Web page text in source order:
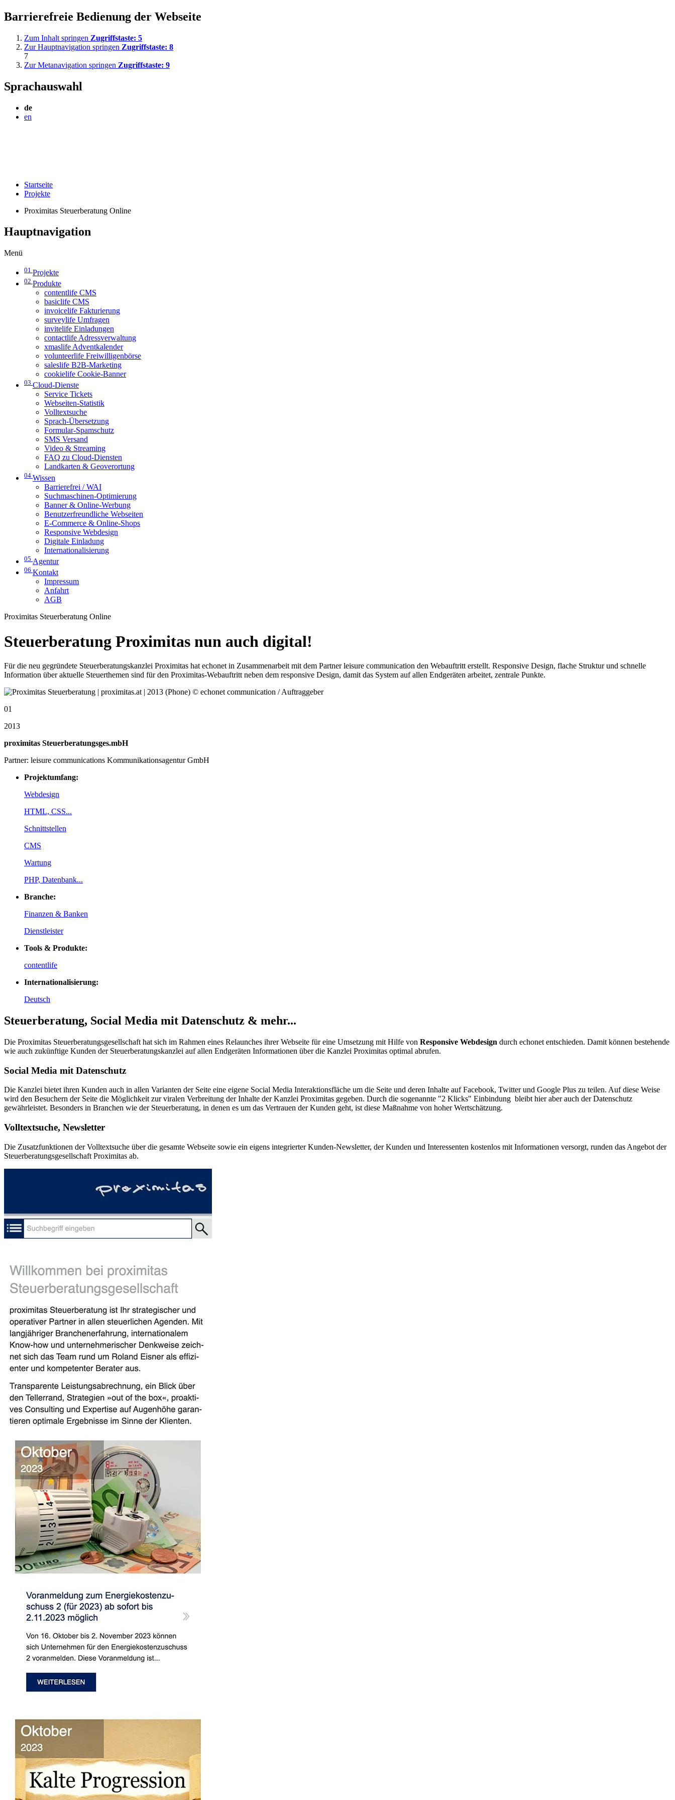
Barrierefreie Bedienung der Webseite
Zum Inhalt springen Zugriffstaste: 5
Zur Hauptnavigation springen Zugriffstaste: 8
7
Zur Metanavigation springen Zugriffstaste: 9
Sprachauswahl
de
en
Startseite
Projekte
Proximitas Steuerberatung Online
Hauptnavigation
Menü
01 Projekte
02 Produkte
contentlife CMS
basiclife CMS
invoicelife Fakturierung
surveylife Umfragen
invitelife Einladungen
contactlife Adressverwaltung
xmaslife Adventkalender
volunteerlife Freiwilligenbörse
saleslife B2B-Marketing
cookielife Cookie-Banner
03 Cloud-Dienste
Service Tickets
Webseiten-Statistik
Volltextsuche
Sprach-Übersetzung
Formular-Spamschutz
SMS Versand
Video & Streaming
FAQ zu Cloud-Diensten
Landkarten & Geoverortung
04 Wissen
Barrierefrei / WAI
Suchmaschinen-Optimierung
Banner & Online-Werbung
Benutzerfreundliche Webseiten
E-Commerce & Online-Shops
Responsive Webdesign
Digitale Einladung
Internationalisierung
05 Agentur
06 Kontakt
Impressum
Anfahrt
AGB
Proximitas Steuerberatung Online
Steuerberatung Proximitas nun auch digital!
Für die neu gegründete Steuerberatungskanzlei Proximitas hat echonet in Zusammenarbeit mit dem Partner leisure communication den Webauftritt erstellt. Responsive Design, flache Struktur und schnelle
Information über aktuelle Steuerthemen sind für den Proximitas-Webauftritt neben dem responsive Design, damit das System auf allen Endgeräten arbeitet, zentrale Punkte.
01
2013
proximitas Steuerberatungsges.mbH
Partner: leisure communications Kommunikationsagentur GmbH
Projektumfang:
Webdesign
HTML, CSS...
Schnittstellen
CMS
Wartung
PHP, Datenbank...
Branche:
Finanzen & Banken
Dienstleister
Tools & Produkte:
contentlife
Internationalisierung:
Deutsch
Steuerberatung, Social Media mit Datenschutz & mehr...
Die Proximitas Steuerberatungsgesellschaft hat sich im Rahmen eines Relaunches ihrer Webseite für eine Umsetzung mit Hilfe von Responsive Webdesign durch echonet entschieden. Damit können bestehende
wie auch zukünftige Kunden der Steuerberatungskanzlei auf allen Endgeräten Informationen über die Kanzlei Proximitas optimal abrufen.
Social Media mit Datenschutz
Die Kanzlei bietet ihren Kunden auch in allen Varianten der Seite eine eigene Social Media Interaktionsfläche um die Seite und deren Inhalte auf Facebook, Twitter und Google Plus zu teilen. Auf diese Weise
wird den Besuchern der Seite die Möglichkeit zur viralen Verbreitung der Inhalte der Kanzlei Proximitas gegeben. Durch die sogenannte "2 Klicks" Einbindung bleibt hier aber auch der Datenschutz
gewährleistet. Besonders in Branchen wie der Steuerberatung, in denen es um das Vertrauen der Kunden geht, ist diese Maßnahme von hoher Wertschätzung.
Volltextsuche, Newsletter
Die Zusatzfunktionen der Volltextsuche über die gesamte Webseite sowie ein eigens integrierter Kunden-Newsletter, der Kunden und Interessenten kostenlos mit Informationen versorgt, runden das Angebot der
Steuerberatungsgesellschaft Proximitas ab.